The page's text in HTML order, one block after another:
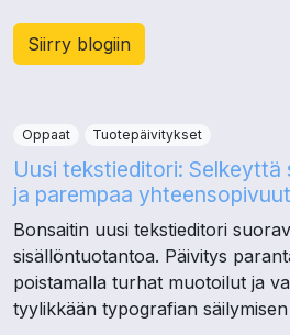
Siirry blogiin
Oppaat Tuotepäivitykset
Uusi tekstieditori:
ja parempaa
Bonsaitin uusi tekstieditori
sisällöntuotantoa. Päivitys
poistamalla turhat muotoilut ja
tyylikkään typografian säilymisen